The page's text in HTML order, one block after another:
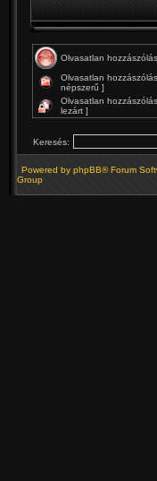
Olvasatlan
Olvasatlan
népszerű ]
Olvasatlan
lezárt ]
Keresés:
Powered by phpBB® Forum
Group